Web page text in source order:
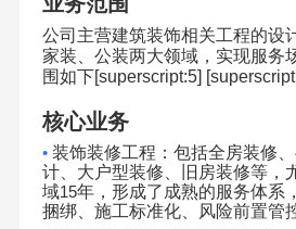
公司主营建筑装饰相关工程的设
家装、公装两大领域，实现服务
围如下[superscript:5]
核心业务
• 装饰装修工程：包括全房装修
计、大户型装修、旧房装修等，
域15年，形成了成熟的服务体系
捆绑、施工标准化、风险前置管